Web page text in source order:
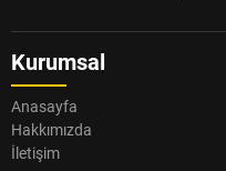
Kurumsal
Anasayfa
Hakkımızda
İletişim